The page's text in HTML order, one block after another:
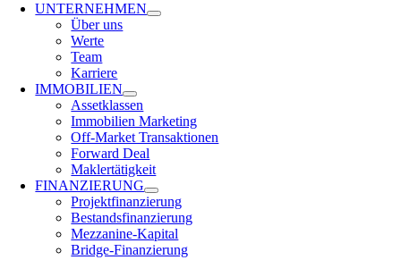
UNTERNEHMEN
Über uns
Werte
Team
Karriere
IMMOBILIEN
Assetklassen
Immobilien Marketing
Off-Market Transaktionen
Forward Deal
Maklertätigkeit
FINANZIERUNG
Projektfinanzierung
Bestandsfinanzierung
Mezzanine-Kapital
Bridge-Finanzierung